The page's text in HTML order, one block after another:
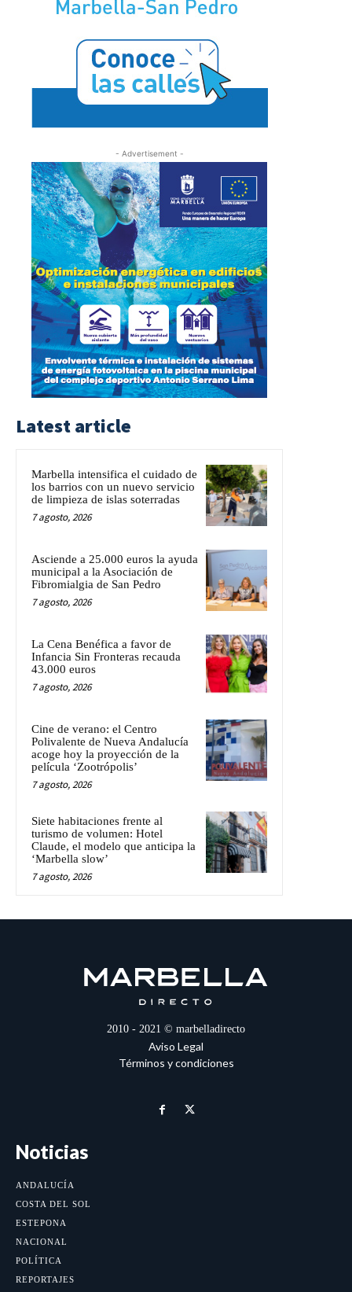
- Advertisement -
Latest article
Marbella intensifica el cuidado de
los barrios con un nuevo servicio
de limpieza de islas soterradas
7 agosto, 2026
Asciende a 25.000 euros la ayuda
municipal a la Asociación de
Fibromialgia de San Pedro
7 agosto, 2026
La Cena Benéfica a favor de
Infancia Sin Fronteras recauda
43.000 euros
7 agosto, 2026
Cine de verano: el Centro
Polivalente de Nueva Andalucía
acoge hoy la proyección de la
película ‘Zootrópolis’
7 agosto, 2026
Siete habitaciones frente al
turismo de volumen: Hotel
Claude, el modelo que anticipa la
‘Marbella slow’
7 agosto, 2026
2010 - 2021 © marbelladirecto
Aviso Legal
Términos y condiciones
Noticias
ANDALUCÍA
COSTA DEL SOL
ESTEPONA
NACIONAL
POLÍTICA
REPORTAJES